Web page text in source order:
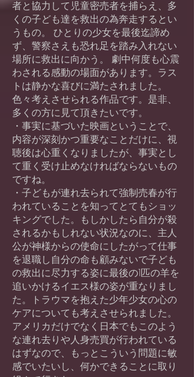
者と協力して児童密売者を捕らえ、多
くの子ども達を救出の為奔走するとい
うもの。 ひとりの少女を最後迄諦め
ず、警察さえも恐れ足を踏み入れない
場所に救出に向かう。 劇中何度も心震
わされる感動の場面があります。ラス
トは静かな喜びに満たされました。
色々考えさせられる作品です。是非、
多くの方に見て頂きたいです。
・事実に基づいた映画ということで、
内容が深刻かつ重要なことだけに、視
聴後は心重くなりましたが、事実とし
て重く受け止めなければならないもの
ですね。
・子どもが連れ去られて強制売春が行
われていることを知ってとてもショッ
キングでした。もしかしたら自分が殺
されるかもしれない状況なのに、主人
公が神様からの使命にしたがって仕事
を退職し自分の命も顧みないで子ども
の救出に尽力する姿に最後の1匹の羊を
追いかけるイエス様の姿が重なりまし
た。トラウマを抱えた少年少女の心の
ケアについても考えさせられました。
アメリカだけでなく日本でもこのよう
な連れ去りや人身売買が行われている
はずなので、もっとこういう問題に敏
感でいたいし、何かできることに取り